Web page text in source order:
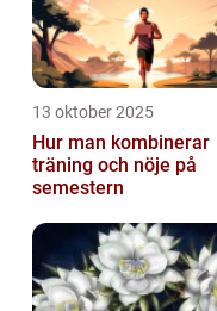
13 oktober 2025
Hur man kombinerar
träning och nöje på
semestern